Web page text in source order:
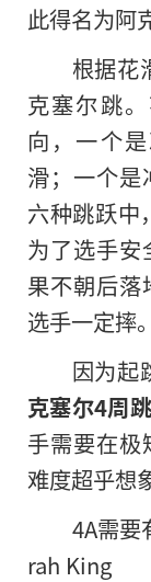
此得名为阿
根据花
克塞尔跳
向，一个
滑；一个是
六种跳跃中
为了选手安
果不朝后落
选手一定摔。
因为起
克塞尔4周
手需要在极
难度超乎想
4A需要
rah King